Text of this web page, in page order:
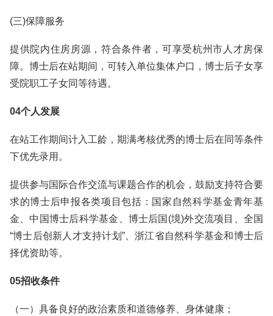
(三)保障服务
提供院内住房房源，符合条件者，可享受杭州市人才房保
障。博士后在站期间，可转入单位集体户口，博士后子女享
受院职工子女同等待遇。
04个人发展
在站工作期间计入工龄，期满考核优秀的博士后在同等条件
下优先录用。
提供参与国际合作交流与课题合作的机会，鼓励支持符合要
求的博士后申报各类项目包括：国家自然科学基金青年基
金、中国博士后科学基金、博士后国(境)外交流项目、全国
“博士后创新人才支持计划”、浙江省自然科学基金和博士后
择优资助等。
05招收条件
（一）具备良好的政治素质和道德修养、身体健康；